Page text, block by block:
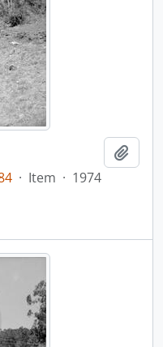
· Item · 1974